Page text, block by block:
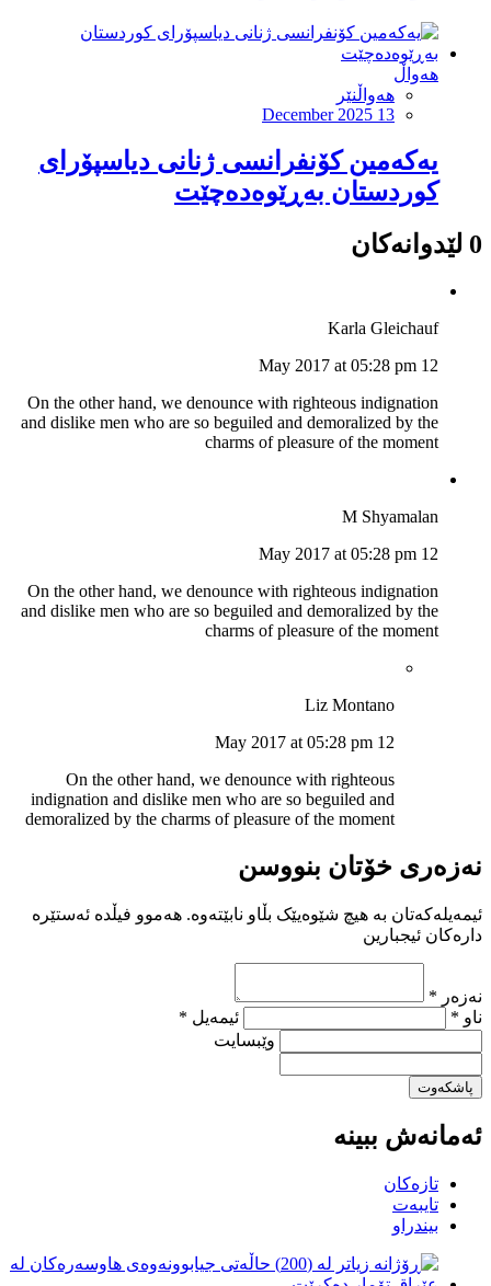
هەواڵ
هەواڵنێر
December 2025 13
یەکەمین کۆنفرانسی ژنانی دیاسپۆرای
کوردستان بەڕێوەدەچێت
0 لێدوانەکان
Karla Gleichauf
12 May 2017 at 05:28 pm
On the other hand, we denounce with righteous indignation
and dislike men who are so beguiled and demoralized by the
charms of pleasure of the moment
M Shyamalan
12 May 2017 at 05:28 pm
On the other hand, we denounce with righteous indignation
and dislike men who are so beguiled and demoralized by the
charms of pleasure of the moment
Liz Montano
12 May 2017 at 05:28 pm
On the other hand, we denounce with righteous
indignation and dislike men who are so beguiled and
demoralized by the charms of pleasure of the moment
نەزەری خۆتان بنووسن
ئیمەیلەکەتان بە هیچ شێوەیێک بڵاو نابێتەوە. هەموو فیڵدە ئەستێرە
دارەکان ئیجبارین
نەزەر *
ناو *
ئیمەیل *
وێبسایت
پاشکەوت
ئەمانەش ببینە
تازەکان
تایبەت
بیندراو